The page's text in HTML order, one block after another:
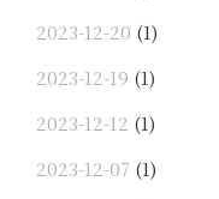
2023-12-20 (1)
2023-12-19 (1)
2023-12-12 (1)
2023-12-07 (1)